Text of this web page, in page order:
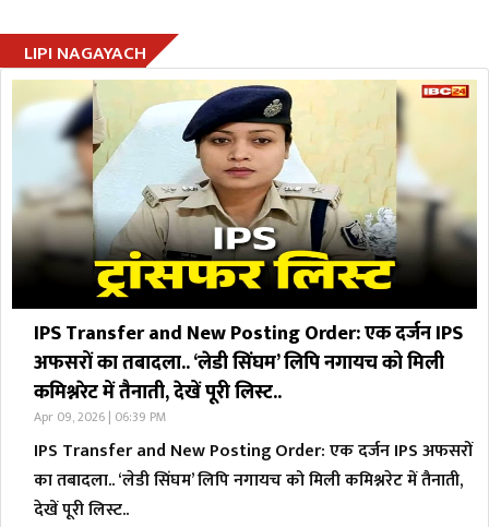
LIPI NAGAYACH
IPS Transfer and New Posting Order: एक दर्जन IPS
अफसरों का तबादला.. ‘लेडी सिंघम’ लिपि नगायच को मिली
कमिश्नरेट में तैनाती, देखें पूरी लिस्ट..
Apr 09, 2026 | 06:39 PM
IPS Transfer and New Posting Order: एक दर्जन IPS अफसरों
का तबादला.. ‘लेडी सिंघम’ लिपि नगायच को मिली कमिश्नरेट में तैनाती,
देखें पूरी लिस्ट..